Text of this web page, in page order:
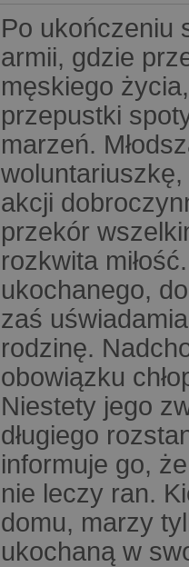
Po ukończeniu
armii, gdzie
męskiego
przepustki
marzeń.
akcji
przekór
rozkwita
ukochanego,
zaś
rodzinę.
obowiązku
Niestety jego
długiego
informuje go,
nie leczy ran.
domu, marzy
ukochaną w